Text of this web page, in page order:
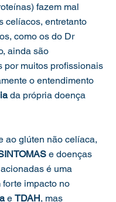
fazem mal
celíacos, entretanto
como os do Dr
ainda são
por muitos profissionais
o entendimento
da própria doença
ao glúten não celíaca,
e doenças
é uma
impacto no
e TDAH, mas